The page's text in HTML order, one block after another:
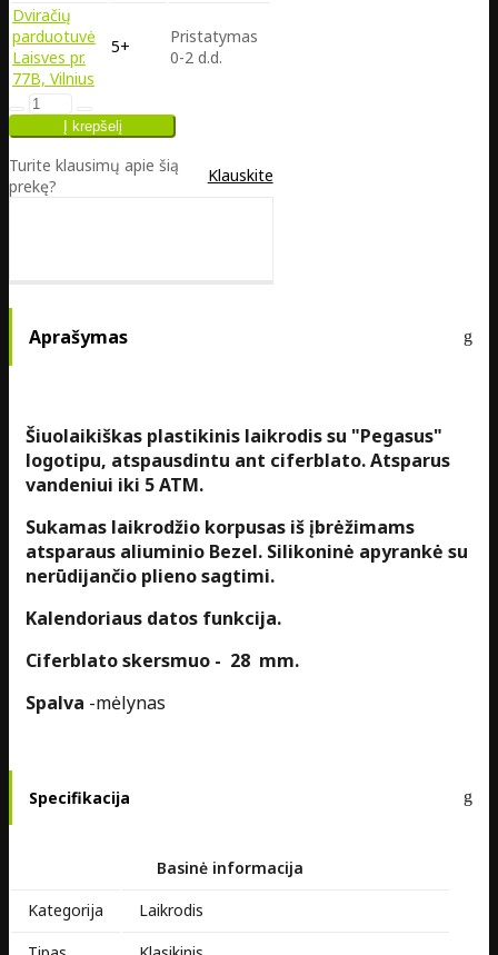
Dviračių
parduotuvė
Laisves pr.
77B, Vilnius
5+
Pristatymas
0-2 d.d.
Turite klausimų apie šią
prekę?
Klauskite
Aprašymas
Šiuolaikiškas plastikinis laikrodis su "Pegasus"
logotipu, atspausdintu ant ciferblato. Atsparus
vandeniui iki 5 ATM.
Sukamas laikrodžio korpusas iš įbrėžimams
atsparaus aliuminio Bezel. Silikoninė apyrankė su
nerūdijančio plieno sagtimi.
Kalendoriaus datos funkcija.
Ciferblato skersmuo - 28 mm.
Spalva -mėlynas
Specifikacija
Basinė informacija
Kategorija
Laikrodis